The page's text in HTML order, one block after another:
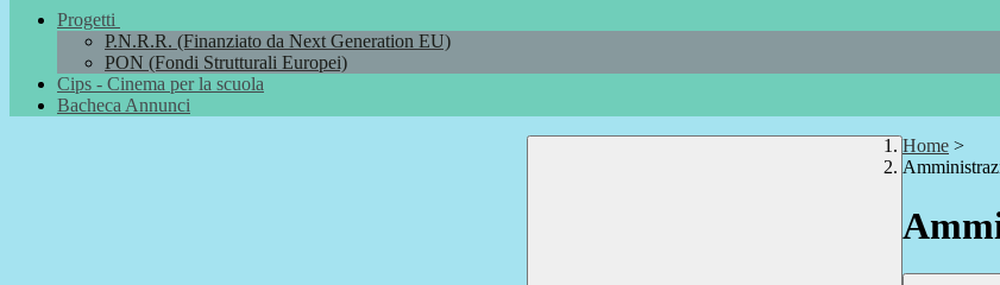
Progetti
P.N.R.R. (Finanziato da Next Generation EU)
PON (Fondi Strutturali Europei)
Cips - Cinema per la scuola
Bacheca Annunci
Home >